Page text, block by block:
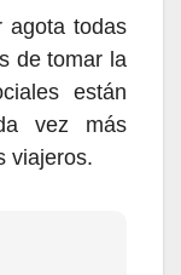
agota todas
de tomar la
están
vez más
viajeros.